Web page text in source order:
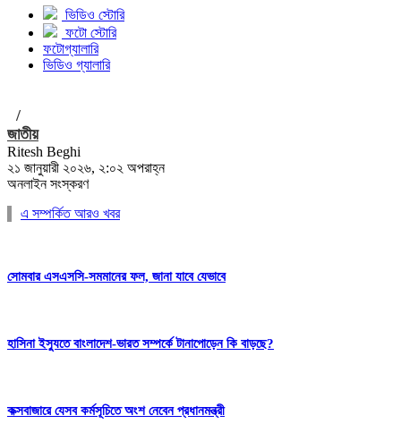
ভিডিও স্টোরি
ফটো স্টোরি
ফটোগ্যালারি
ভিডিও গ্যালারি
/
জাতীয়
Ritesh Beghi
২১ জানুয়ারী ২০২৬, ২:০২ অপরাহ্ন
অনলাইন সংস্করণ
এ সম্পর্কিত আরও খবর
সোমবার এসএসসি-সমমানের ফল, জানা যাবে যেভাবে
হাসিনা ইস্যুতে বাংলাদেশ-ভারত সম্পর্কে টানাপোড়েন কি বাড়ছে?
কক্সবাজারে যেসব কর্মসূচিতে অংশ নেবেন প্রধানমন্ত্রী